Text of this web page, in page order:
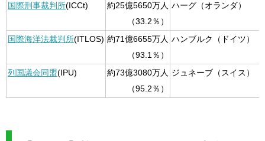
国際刑事裁判所(ICCt)
約25億5650万人
（33.2％）
ハーグ（オランダ）
国際海洋法裁判所(ITLOS) 約71億6655万人
（93.1％）
ハンブルク（ドイツ）
列国議会同盟(IPU)
約73億3080万人
（95.2％）
ジュネーブ（スイス）